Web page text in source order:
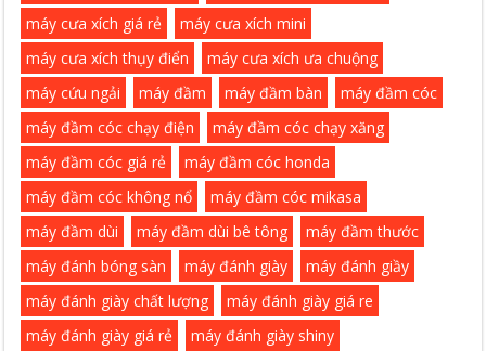
máy cưa xích giá rẻ
máy cưa xích mini
máy cưa xích thụy điển
máy cưa xích ưa chuộng
máy cứu ngải
máy đầm máy đầm bàn
máy đầm cóc
máy đầm cóc chạy điện
máy đầm cóc chạy xăng
máy đầm cóc giá rẻ
máy đầm cóc honda
máy đầm cóc không nổ
máy đầm cóc mikasa
máy đầm dùi
máy đầm dùi bê tông
máy đầm thước
máy đánh bóng sàn
máy đánh giày
máy đánh giầy
máy đánh giày chất lượng
máy đánh giày giá re
máy đánh giày giá rẻ
máy đánh giày shiny